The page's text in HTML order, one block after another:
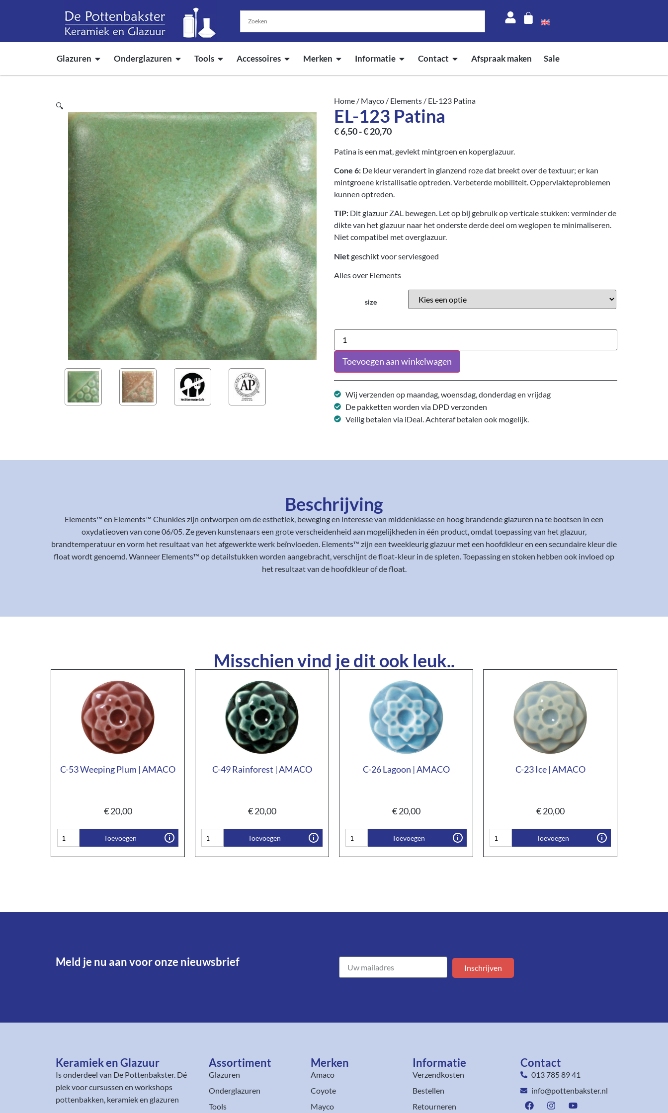
Glazuren Onderglazuren Tools Accessoires Merken Informatie Contact Afspraak maken Sale
🔍
Home / Mayco / Elements / EL-123 Patina
EL-123 Patina
€6,50-€20,70
Patina is een mat, gevlekt mintgroen en koperglazuur.
Cone 6: De kleur verandert in glanzend roze dat breekt over de textuur; er kan
mintgroene kristallisatie optreden. Verbeterde mobiliteit. Oppervlakteproblemen
kunnen optreden.
TIP: Dit glazuur ZAL bewegen. Let op bij gebruik op verticale stukken: verminder de
dikte van het glazuur naar het onderste derde deel om weglopen te minimaliseren.
Niet compatibel met overglazuur.
Nietgeschikt voor serviesgoed
Alles over Elements
size
Toevoegen aan winkelwagen
Wij verzenden op maandag, woensdag, donderdag en vrijdag
De pakketten worden via DPD verzonden
Veilig betalen via iDeal. Achteraf betalen ook mogelijk.
Beschrijving
Elements™ en Elements™ Chunkies zijn ontworpen om de esthetiek, beweging en interesse van middenklasse en hoog brandende glazuren na te bootsen in een
oxydatieoven van cone 06/05. Ze geven kunstenaars een grote verscheidenheid aan mogelijkheden in één product, omdat toepassing van het glazuur,
brandtemperatuur en vorm het resultaat van het afgewerkte werk beïnvloeden. Elements™ zijn een tweekleurig glazuur met een hoofdkleur en een secundaire kleur die
float wordt genoemd. Wanneer Elements™ op detailstukken worden aangebracht, verschijnt de float-kleur in de spleten. Toepassing en stoken hebben ook invloed op
het resultaat van de hoofdkleur of de float.
Misschien vind je dit ook leuk..
C-53 Weeping Plum | AMACO
€20,00
Toevoegen
C-49 Rainforest | AMACO
€20,00
Toevoegen
C-26 Lagoon | AMACO
€20,00
Toevoegen
C-23 Ice | AMACO
€20,00
Toevoegen
Meld je nu aan voor onze nieuwsbrief​ Inschrijven
Keramiek en Glazuur​
Is onderdeel van De Pottenbakster. Dé
plek voor cursussen en workshops
pottenbakken, keramiek en glazuren
Assortiment​
Glazuren
Onderglazuren
Tools
Merken
Amaco
Coyote
Mayco
Informatie
Verzendkosten
Bestellen
Retourneren
Contact
013 785 89 41
info@pottenbakster.nl